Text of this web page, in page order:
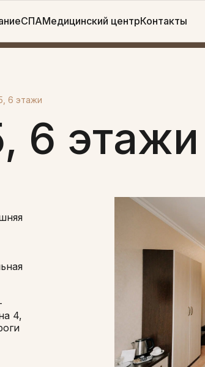
СПАМедицинский центрКонтакты
6 этажи
6 этажи
4,